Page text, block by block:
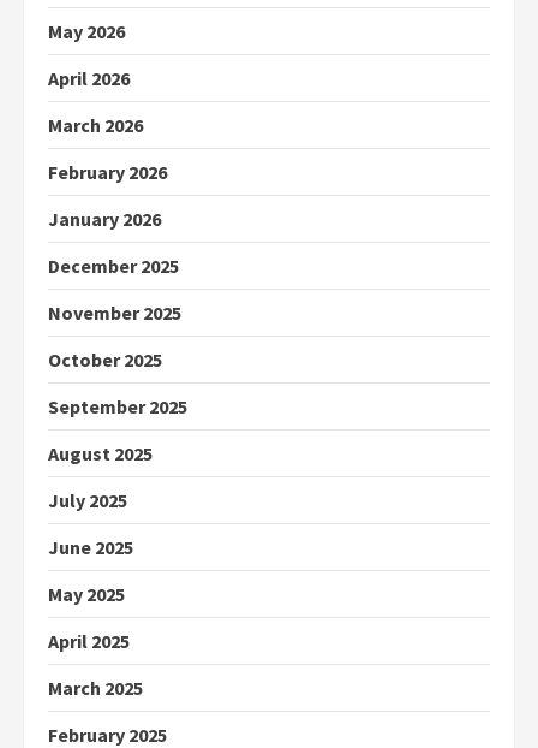
May 2026
April 2026
March 2026
February 2026
January 2026
December 2025
November 2025
October 2025
September 2025
August 2025
July 2025
June 2025
May 2025
April 2025
March 2025
February 2025